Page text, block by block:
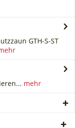
GTH-S-ST
mehr